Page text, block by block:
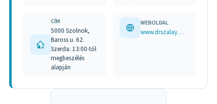
CÍM
5000 Szolnok,
Baross u. 62.
Szerda: 13:00-tól
megbeszélés
alapján
WEBOLDAL
www.drszalaymiklos.hu